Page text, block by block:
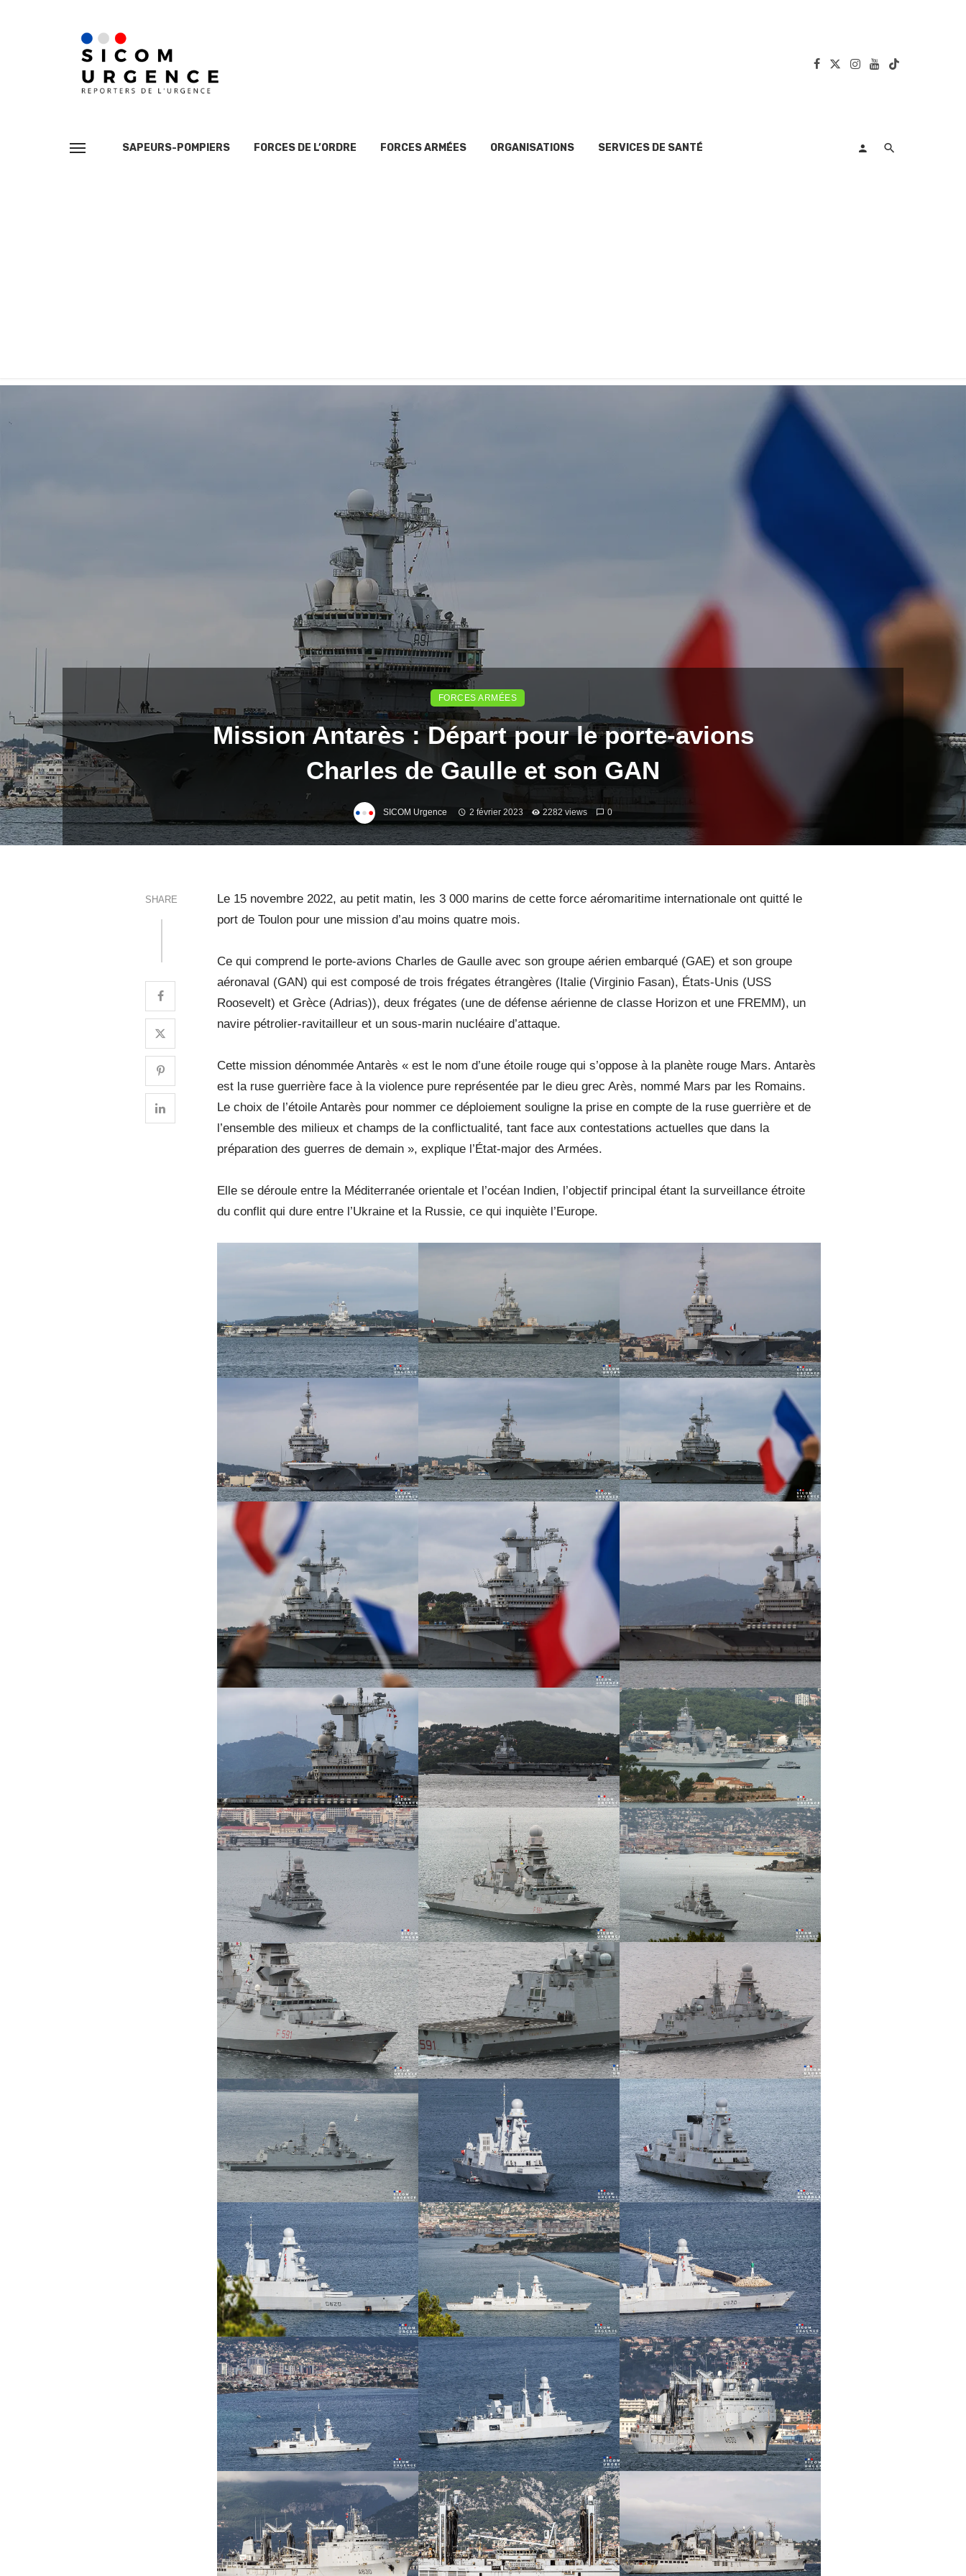
SAPEURS-POMPIERS FORCES DE L’ORDRE FORCES ARMÉES ORGANISATIONS SERVICES DE SANTÉ
FORCES ARMÉES
Mission Antarès : Départ pour le porte-avions
Charles de Gaulle et son GAN
SICOM Urgence 2 février 2023 2282 views 0
SHARE
Le 15 novembre 2022, au petit matin, les 3 000 marins de cette force aéromaritime internationale ont quitté le
port de Toulon pour une mission d’au moins quatre mois.
Ce qui comprend le porte-avions Charles de Gaulle avec son groupe aérien embarqué (GAE) et son groupe
aéronaval (GAN) qui est composé de trois frégates étrangères (Italie (Virginio Fasan), États-Unis (USS
Roosevelt) et Grèce (Adrias)), deux frégates (une de défense aérienne de classe Horizon et une FREMM), un
navire pétrolier-ravitailleur et un sous-marin nucléaire d’attaque.
Cette mission dénommée Antarès « est le nom d’une étoile rouge qui s’oppose à la planète rouge Mars. Antarès
est la ruse guerrière face à la violence pure représentée par le dieu grec Arès, nommé Mars par les Romains.
Le choix de l’étoile Antarès pour nommer ce déploiement souligne la prise en compte de la ruse guerrière et de
l’ensemble des milieux et champs de la conflictualité, tant face aux contestations actuelles que dans la
préparation des guerres de demain », explique l’État-major des Armées.
Elle se déroule entre la Méditerranée orientale et l’océan Indien, l’objectif principal étant la surveillance étroite
du conflit qui dure entre l’Ukraine et la Russie, ce qui inquiète l’Europe.